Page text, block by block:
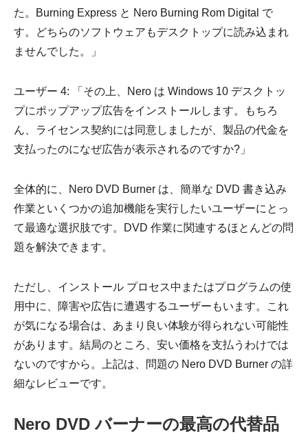
た。Burning Express と Nero Burning Rom Digital で
す。どちらのソフトウェアもデスクトップに読み込まれ
ませんでした。」
ユーザー 4: 「その上、Nero は Windows 10 デスクトッ
プにポップアップ広告をインストールします。もちろ
ん、ライセンス契約には同意しましたが、製品の代金を
支払ったのになぜ広告が表示されるのですか?」
全体的に、Nero DVD Burner は、簡単な DVD 書き込み
作業といくつかの追加機能を実行したいユーザーにとっ
て最適な選択肢です。DVD 作業に関連するほとんどの問
題を解決できます。
ただし、インストール プロセス中またはプログラムの使
用中に、障害や広告に遭遇するユーザーもいます。これ
が気になる場合は、あまり良い体験が得られない可能性
があります。結局のところ、安い価格を支払うわけでは
ないのですから。上記は、問題の Nero DVD Burner の詳
細なレビューです。
Nero DVD バーナーの最高の代替品